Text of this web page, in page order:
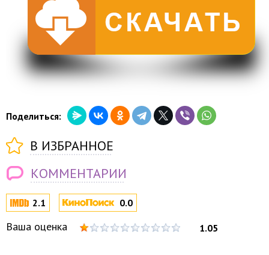
2.1 0.0
Ваша оценка 1.05
Поделиться:
В ИЗБРАННОЕ
КОММЕНТАРИИ